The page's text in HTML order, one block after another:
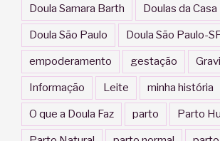
Doula Samara Barth Doulas da Casa
Doula São Paulo Doula São Paulo-
empoderamento gestação
Informação Leite minha história
O que a Doula Faz parto Parto